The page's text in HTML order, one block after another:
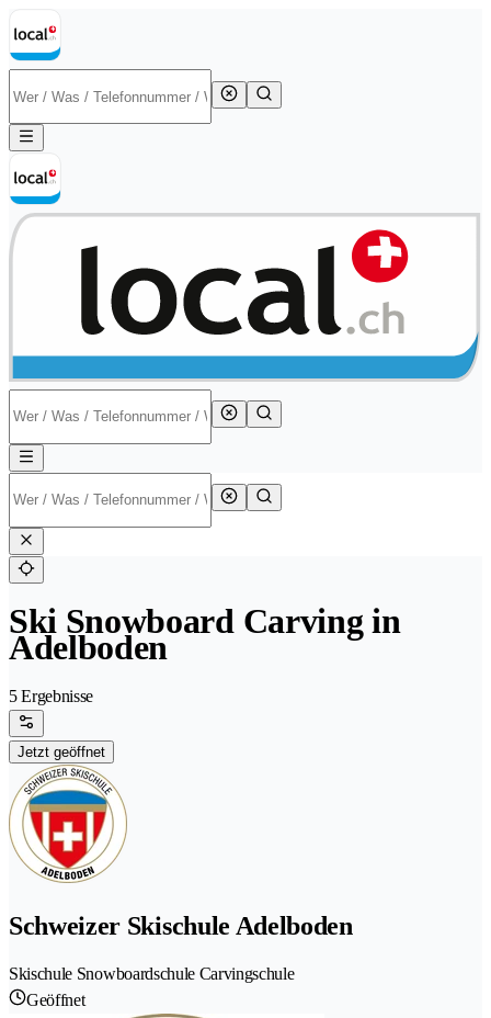
Ski Snowboard Carving in
Adelboden
5 Ergebnisse
Jetzt geöffnet
Schweizer Skischule Adelboden
Skischule Snowboardschule Carvingschule
Geöffnet